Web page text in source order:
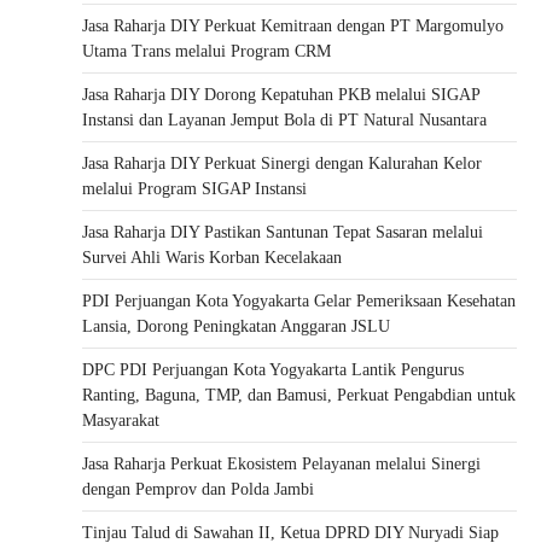
Jasa Raharja DIY Perkuat Kemitraan dengan PT Margomulyo
Utama Trans melalui Program CRM
Jasa Raharja DIY Dorong Kepatuhan PKB melalui SIGAP
Instansi dan Layanan Jemput Bola di PT Natural Nusantara
Jasa Raharja DIY Perkuat Sinergi dengan Kalurahan Kelor
melalui Program SIGAP Instansi
Jasa Raharja DIY Pastikan Santunan Tepat Sasaran melalui
Survei Ahli Waris Korban Kecelakaan
PDI Perjuangan Kota Yogyakarta Gelar Pemeriksaan Kesehatan
Lansia, Dorong Peningkatan Anggaran JSLU
DPC PDI Perjuangan Kota Yogyakarta Lantik Pengurus
Ranting, Baguna, TMP, dan Bamusi, Perkuat Pengabdian untuk
Masyarakat
Jasa Raharja Perkuat Ekosistem Pelayanan melalui Sinergi
dengan Pemprov dan Polda Jambi
Tinjau Talud di Sawahan II, Ketua DPRD DIY Nuryadi Siap